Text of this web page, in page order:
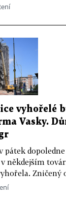
vyhořelé
Vasky.
někdejším
Zničený